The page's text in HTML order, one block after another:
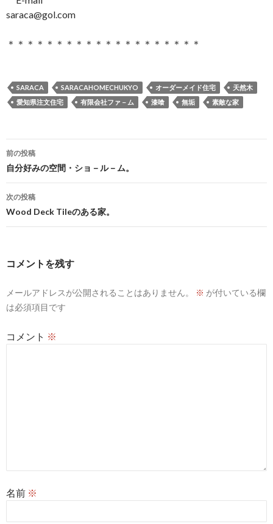
saraca@gol.com
＊＊＊＊＊＊＊＊＊＊＊＊＊＊＊＊＊＊＊＊
SARACA SARACAHOMECHUKYO オーダーメイド住宅
天然木
愛知県注文住宅
有限会社ファ－ム 漆喰 無垢 素敵な家
投
稿
ナ
ビ
ョ
前の投稿
自分好みの空間・ショ－ル－ム。
次の投稿
Wood Deck Tileのある家。
コメントを残す
メールアドレスが公開されることはありません。 ※ が付いている欄
は必須項目です
コメント ※
名前 ※